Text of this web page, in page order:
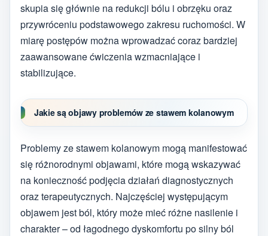
skupia się głównie na redukcji bólu i obrzęku oraz
przywróceniu podstawowego zakresu ruchomości. W
miarę postępów można wprowadzać coraz bardziej
zaawansowane ćwiczenia wzmacniające i
stabilizujące.
Jakie są objawy problemów ze stawem kolanowym
Problemy ze stawem kolanowym mogą manifestować
się różnorodnymi objawami, które mogą wskazywać
na konieczność podjęcia działań diagnostycznych
oraz terapeutycznych. Najczęściej występującym
objawem jest ból, który może mieć różne nasilenie i
charakter – od łagodnego dyskomfortu po silny ból